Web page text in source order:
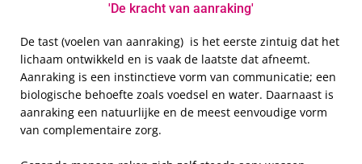
'De kracht van aanraking'
De tast (voelen van aanraking) is het eerste zintuig dat het
lichaam ontwikkeld en is vaak de laatste dat afneemt.
Aanraking is een instinctieve vorm van communicatie; een
biologische behoefte zoals voedsel en water. Daarnaast is
aanraking een natuurlijke en de meest eenvoudige vorm
van complementaire zorg.